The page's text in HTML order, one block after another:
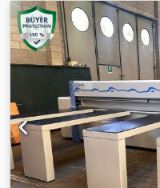
усисна чаша група
Вакуумска усисна група,
управљање систем ТЛФ
(али преостале у
к мм 2000 Димензије
мм 5600 к мм 2200
Dodpfxjfg Ewze Abxock